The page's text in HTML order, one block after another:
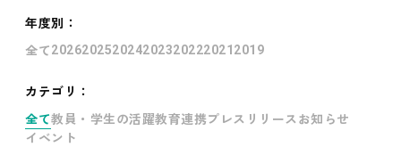
年度別 ：
全て202620252024202320222021 2019
カテゴリ：
全て教員・学生の活躍教育連携プレスリリース お知らせ
イベント